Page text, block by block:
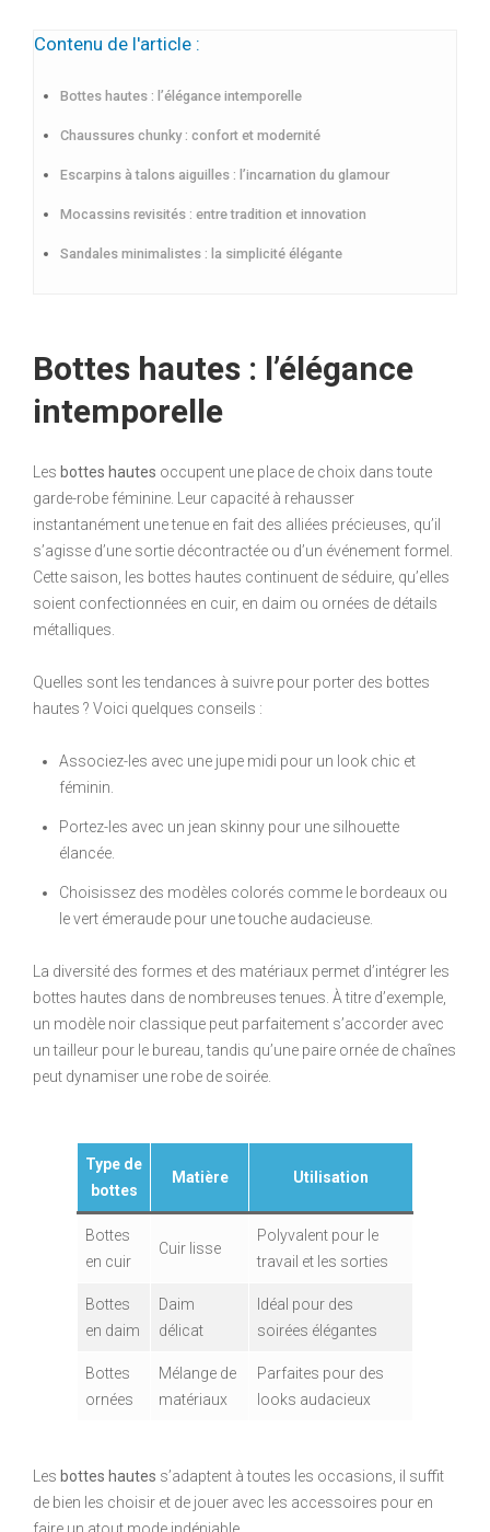
Contenu de l'article :
Bottes hautes : l’élégance intemporelle
Chaussures chunky : confort et modernité
Escarpins à talons aiguilles : l’incarnation du glamour
Mocassins revisités : entre tradition et innovation
Sandales minimalistes : la simplicité élégante
Bottes hautes : l’élégance
intemporelle
Les bottes hautes occupent une place de choix dans toute
garde-robe féminine. Leur capacité à rehausser
instantanément une tenue en fait des alliées précieuses, qu’il
s’agisse d’une sortie décontractée ou d’un événement formel.
Cette saison, les bottes hautes continuent de séduire, qu’elles
soient confectionnées en cuir, en daim ou ornées de détails
métalliques.
Quelles sont les tendances à suivre pour porter des bottes
hautes ? Voici quelques conseils :
Associez-les avec une jupe midi pour un look chic et
féminin.
Portez-les avec un jean skinny pour une silhouette
élancée.
Choisissez des modèles colorés comme le bordeaux ou
le vert émeraude pour une touche audacieuse.
La diversité des formes et des matériaux permet d’intégrer les
bottes hautes dans de nombreuses tenues. À titre d’exemple,
un modèle noir classique peut parfaitement s’accorder avec
un tailleur pour le bureau, tandis qu’une paire ornée de chaînes
peut dynamiser une robe de soirée.
Type de
bottes
Matière Utilisation
Bottes
en cuir
Cuir lisse
Polyvalent pour le
travail et les sorties
Bottes
en daim
Daim
délicat
Idéal pour des
soirées élégantes
Bottes
ornées
Mélange de
matériaux
Parfaites pour des
looks audacieux
Les bottes hautes s’adaptent à toutes les occasions, il suffit
de bien les choisir et de jouer avec les accessoires pour en
faire un atout mode indéniable.